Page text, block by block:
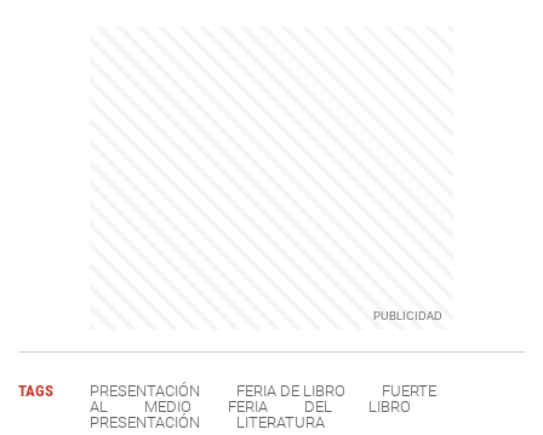
TAGS PRESENTACIÓN FERIA DE LIBRO
FUERTE
AL
MEDIO FERIA DEL
LIBRO
PRESENTACIÓN
LITERATURA